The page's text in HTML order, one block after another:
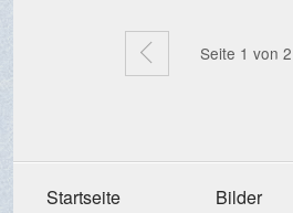
Zurück
Seite 1 von 2
Startseite
Bilder